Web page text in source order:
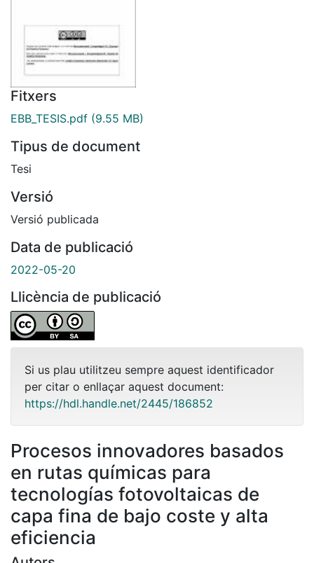
Fitxers
EBB_TESIS.pdf (9.55 MB)
Tipus de document
Tesi
Versió
Versió publicada
Data de publicació
2022-05-20
Llicència de publicació
Si us plau utilitzeu sempre aquest identificador
per citar o enllaçar aquest document:
https://hdl.handle.net/2445/186852
Procesos innovadores basados
en rutas químicas para
tecnologías fotovoltaicas de
capa fina de bajo coste y alta
eficiencia